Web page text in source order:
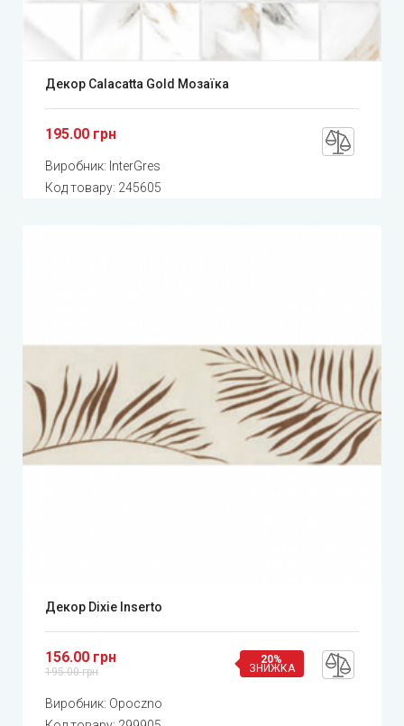
Декор Calacatta Gold Мозаїка
195.00 грн
Виробник: InterGres
Код товару: 245605
Декор Dixie Inserto
156.00 грн
195.00 грн
20%
ЗНИЖКА
Виробник: Opoczno